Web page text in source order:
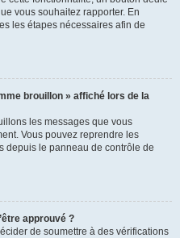
vous souhaitez rapporter. En
les étapes nécessaires afin de
brouillon » affiché lors de la
les messages que vous
Vous pouvez reprendre les
depuis le panneau de contrôle de
approuvé ?
de soumettre à des vérifications